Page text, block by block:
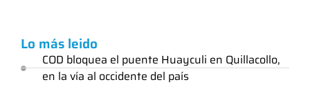
Lo más leido
COD bloquea el puente Huayculi en Quillacollo,
en la vía al occidente del país